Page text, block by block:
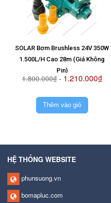
SOLAR Bơm Brushless 24V 350W
1.500L/H Cao 28m (Giá Không
Pin)
1.800.000₫- 1.210.000₫
Thêm vào giỏ
HỆ THỐNG WEBSITE
phunsuong.vn
bomapluc.com